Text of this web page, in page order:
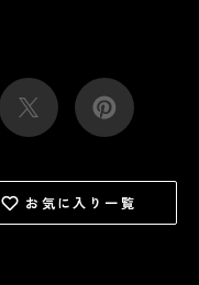
お気に入り一覧